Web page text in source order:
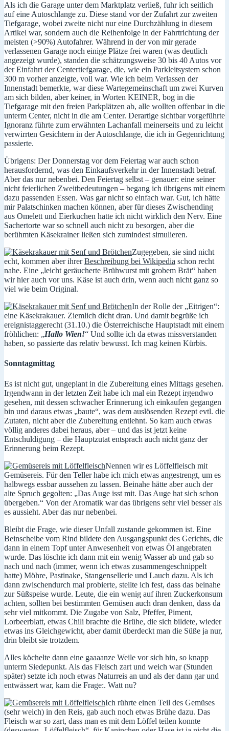
Als ich die Garage unter dem Marktplatz verließ, fuhr ich seitlich
auf eine Autoschlange zu. Diese stand vor der Zufahrt zur zweiten
Tiefgarage, wobei zweite nicht nur eine Durchzählung in diesem
Artikel war, sondern auch die Reihenfolge in der Fahrtrichtung der
meisten (>90%) Autofahrer. Während in der von mir gerade
verlassenen Garage noch einige Plätze frei waren (was deutlich
angezeigt wurde), standen die schätzungsweise 30 bis 40 Autos vor
der Einfahrt der Centertiefgarage, die, wie ein Parkleitsystem schon
300 m vorher anzeigte, voll war. Wie ich beim Verlassen der
Innenstadt bemerkte, war diese Wartegemeinschaft um zwei Kurven
am sich bilden, aber keiner, in Worten KEINER, bog in die
Tiefgarage mit den freien Parkplätzen ab, alle wollten offenbar in die
unterm Center, nicht in die am Center. Derartige sichtbar vorgeführte
Ignoranz führte zum erwähnten Lachanfall meinerseits und zu leicht
verwirrten Gesichtern in der Autoschlange, die ich in Gegenrichtung
passierte.
Übrigens: Der Donnerstag vor dem Feiertag war auch schon
herausfordernd, was den Einkaufsverkehr in der Innenstadt betraf.
Aber das nur nebenbei. Den Feiertag selbst – genauer: eine seiner
nicht feierlichen Zweitbedeutungen – begang ich übrigens mit einem
dazu passenden Essen. Was gar nicht so einfach war. Gut, ich hätte
mir Palatschinken machen können, aber für dieses Zwischending
aus Omelett und Eierkuchen hatte ich nicht wirklich den Nerv. Eine
Sachertorte war so schnell auch nicht zu besorgen, aber die
berühmten Käsekrainer ließen sich zumindest simulieren.
Zugegeben, sie sind nicht
echt, kommen aber ihrerBeschreibung bei Wikipedia schon recht
nahe. Eine „leicht geräucherte Brühwurst mit grobem Brät“ haben
wir hier auch vor uns. Käse ist auch drin, wenn auch nicht ganz so
viel wie beim Original.
In der Rolle der „Eitrigen“:
eine Käsekrakauer. Ziemlich dicht dran. Und damit begrüße ich
ereignistaggerecht (31.10.) die Österreichische Hauptstadt mit einem
fröhlichen: „Hallo Wien!“ Und sollte ich da etwas missverstanden
haben, so passierte das relativ bewusst. Ich mag keinen Kürbis.
Sonntagmittag
Es ist nicht gut, ungeplant in die Zubereitung eines Mittags gesehen.
Irgendwann in der letzten Zeit habe ich mal ein Rezept irgendwo
gesehen, mit dessen schwacher Erinnerung ich einkaufen gegangen
bin und daraus etwas „baute“, was dem auslösenden Rezept evtl. die
Zutaten, nicht aber die Zubereitung entlehnt. So kam auch etwas
völlig anderes dabei heraus, aber – und das ist jetzt keine
Entschuldigung – die Hauptzutat entsprach auch nicht ganz der
Erinnerung beim Rezept.
Nennen wir es Löffelfleisch mit
Gemüsereis. Für den Teller habe ich mich etwas angestrengt, um es
halbwegs essbar aussehen zu lassen. Beinahe hätte aber auch der
alte Spruch gegolten: „Das Auge isst mit. Das Auge hat sich schon
übergeben.“ Von der Aromatik war das übrigens sehr viel besser als
es aussieht. Aber das nur nebenbei.
Bleibt die Frage, wie dieser Unfall zustande gekommen ist. Eine
Beinscheibe vom Rind bildete den Ausgangspunkt des Gerichts, die
dann in einem Topf unter Anwesenheit von etwas Öl angebraten
wurde. Das löschte ich dann mit ein wenig Wasser ab und gab so
nach und nach (immer, wenn ich etwas zusammengeschnippelt
hatte) Möhre, Pastinake, Stangensellerie und Lauch dazu. Als ich
dann zwischendurch mal probierte, stellte ich fest, dass das beinahe
zur Süßspeise wurde. Leute, die ein wenig auf ihren Zuckerkonsum
achten, sollten bei bestimmten Gemüsen auch dran denken, dass da
sehr viel mitkommt. Die Zugabe von Salz, Pfeffer, Piment,
Lorbeerblatt, etwas Chili brachte die Brühe, die sich bildete, wieder
etwas ins Gleichgewicht, aber damit überdeckt man die Süße ja nur,
drin bleibt sie trotzdem.
Alles köchelte dann eine gaaaanze Weile vor sich hin, so knapp
unterm Siedepunkt. Als das Fleisch zart und weich war (Stunden
später) setzte ich noch etwas Naturreis an und als der dann gar und
entwässert war, kam die Frage:. Watt nu?
Ich rührte einen Teil des Gemüses
(sehr weich) in den Reis, gab auch noch etwas Brühe dazu. Das
Fleisch war so zart, dass man es mit dem Löffel teilen konnte